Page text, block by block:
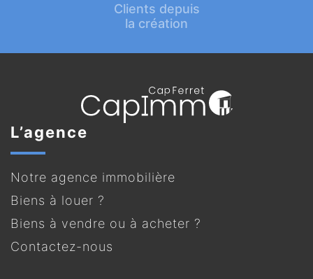
Clients depuis
la création
L’agence
Notre agence immobilière
Biens à louer ?
Biens à vendre ou à acheter ?
Contactez-nous